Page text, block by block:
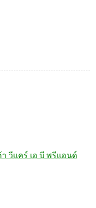
า วีแคร์ เอ บี พรีแอนด์